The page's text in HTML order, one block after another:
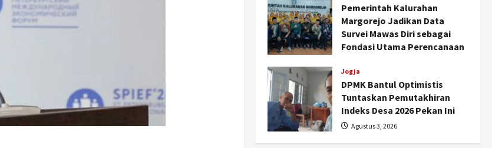
Pemerintah Kalurahan
Margorejo Jadikan Data
Survei Mawas Diri sebagai
Fondasi Utama Perencanaan
Agustus 3, 2026
Jogja
DPMK Bantul Optimistis
Tuntaskan Pemutakhiran
Indeks Desa 2026 Pekan Ini
Agustus 3, 2026